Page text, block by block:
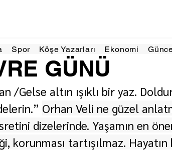
Spor Köşe Yazarları Ekonomi
GÜNÜ
3 dakikada okunur
/Gelse altın ışıklı bir yaz.
Orhan Veli ne güzel
dizelerinde. Yaşamın en
korunması tartışılmaz.